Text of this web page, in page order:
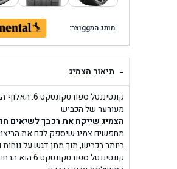
מותג המggוצר:
- תיאור הצמיג
קונטיננטל ספורטקונטקט
מעורער של הכביש
הצמיג שייקח את רכבך לשיאים
מחפשים צמיג שיספק לכם את
ביותר בכביש, תוך מתן דגש על
קונטיננטל ספורטקונטקט 6